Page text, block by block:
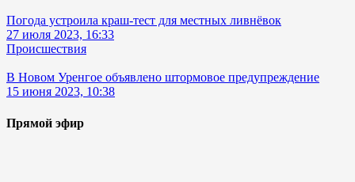
Погода устроила краш-тест для местных ливнёвок
27 июля 2023, 16:33
Происшествия
В Новом Уренгое объявлено штормовое предупреждение
15 июня 2023, 10:38
Прямой эфир